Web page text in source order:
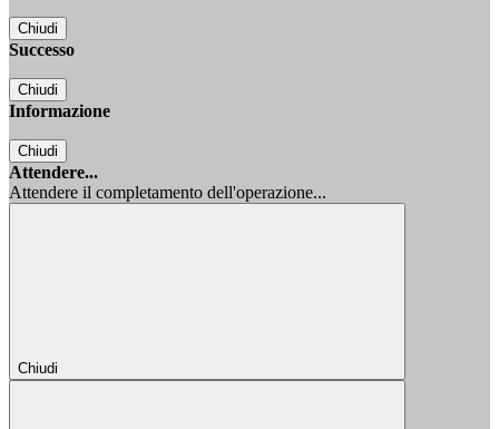
Chiudi
Successo
Chiudi
Informazione
Chiudi
Attendere...
Attendere il completamento dell'operazione...
Chiudi